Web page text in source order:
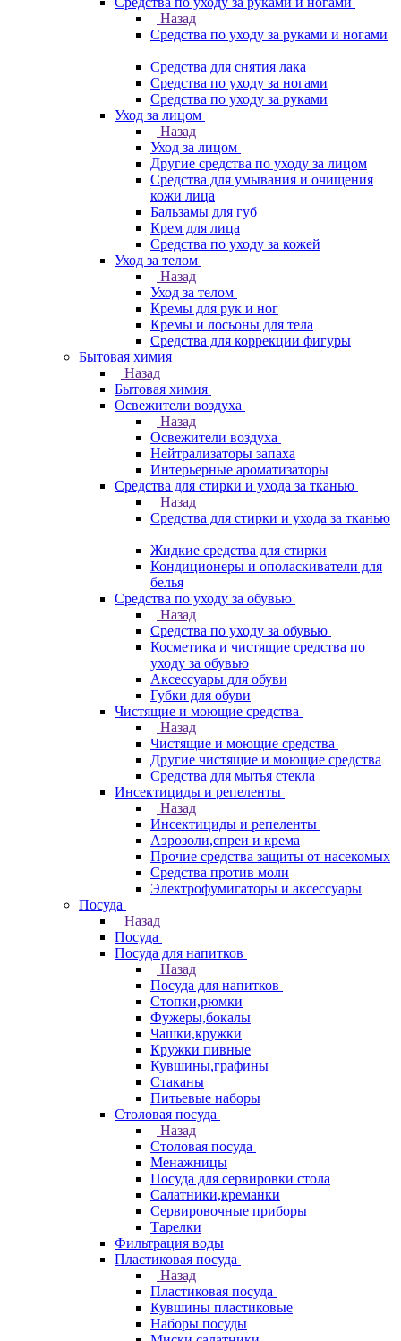
Назад
Средства по уходу за руками и ногами
Средства для снятия лака
Средства по уходу за ногами
Средства по уходу за руками
Уход за лицом
Назад
Уход за лицом
Другие средства по уходу за лицом
Средства для умывания и очищения
кожи лица
Бальзамы для губ
Крем для лица
Средства по уходу за кожей
Уход за телом
Назад
Уход за телом
Кремы для рук и ног
Кремы и лосьоны для тела
Средства для коррекции фигуры
Бытовая химия
Назад
Бытовая химия
Освежители воздуха
Назад
Освежители воздуха
Нейтрализаторы запаха
Интерьерные ароматизаторы
Средства для стирки и ухода за тканью
Назад
Средства для стирки и ухода за тканью
Жидкие средства для стирки
Кондиционеры и ополаскиватели для
белья
Средства по уходу за обувью
Назад
Средства по уходу за обувью
Косметика и чистящие средства по
уходу за обувью
Аксессуары для обуви
Губки для обуви
Чистящие и моющие средства
Назад
Чистящие и моющие средства
Другие чистящие и моющие средства
Средства для мытья стекла
Инсектициды и репеленты
Назад
Инсектициды и репеленты
Аэрозоли,спреи и крема
Прочие средства защиты от насекомых
Средства против моли
Электрофумигаторы и аксессуары
Посуда
Назад
Посуда
Посуда для напитков
Назад
Посуда для напитков
Стопки,рюмки
Фужеры,бокалы
Чашки,кружки
Кружки пивные
Кувшины,графины
Стаканы
Питьевые наборы
Столовая посуда
Назад
Столовая посуда
Менажницы
Посуда для сервировки стола
Салатники,креманки
Сервировочные приборы
Тарелки
Фильтрация воды
Пластиковая посуда
Назад
Пластиковая посуда
Кувшины пластиковые
Наборы посуды